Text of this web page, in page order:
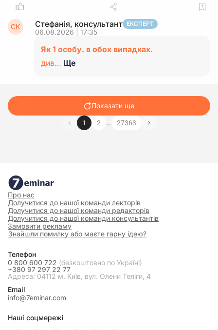
СК Стефанія, консультант ЕКСПЕРТ
06.08.2026 | 17:35
Як 1 особу. в обох випадках.
див… Ще
Показати ще
1 2 … 27363
Про нас
Долучитися до нашої команди лекторів
Долучитися до нашої команди редакторів
Долучитися до нашої команди консультантів
Замовити рекламу
Знайшли помилку або маєте гарну ідею?
Телефон
0 800 600 722 (безкоштовно по Україні)
+380 97 297 22 77
Адреса: 04112 м. Київ, вул. Олени Теліги, 4
Email
info@7eminar.com
Наші соцмережі